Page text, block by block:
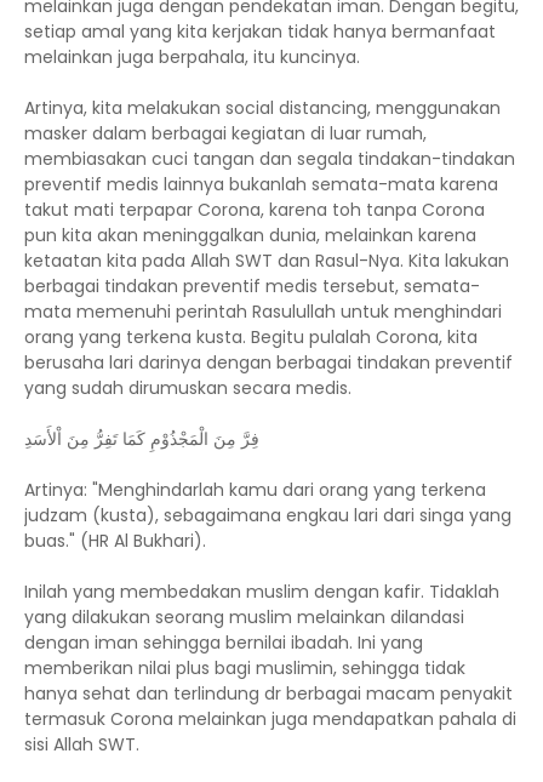
melainkan juga dengan pendekatan iman. Dengan begitu,
setiap amal yang kita kerjakan tidak hanya bermanfaat
melainkan juga berpahala, itu kuncinya.
Artinya, kita melakukan social distancing, menggunakan
masker dalam berbagai kegiatan di luar rumah,
membiasakan cuci tangan dan segala tindakan-tindakan
preventif medis lainnya bukanlah semata-mata karena
takut mati terpapar Corona, karena toh tanpa Corona
pun kita akan meninggalkan dunia, melainkan karena
ketaatan kita pada Allah SWT dan Rasul-Nya. Kita lakukan
berbagai tindakan preventif medis tersebut, semata-
mata memenuhi perintah Rasulullah untuk menghindari
orang yang terkena kusta. Begitu pulalah Corona, kita
berusaha lari darinya dengan berbagai tindakan preventif
yang sudah dirumuskan secara medis.
فِرَّ مِنَ الْمَجْذُوْمِ كَمَا تَفِرُّ مِنَ اْلأَسَدِ
Artinya: "Menghindarlah kamu dari orang yang terkena
judzam (kusta), sebagaimana engkau lari dari singa yang
buas." (HR Al Bukhari).
Inilah yang membedakan muslim dengan kafir. Tidaklah
yang dilakukan seorang muslim melainkan dilandasi
dengan iman sehingga bernilai ibadah. Ini yang
memberikan nilai plus bagi muslimin, sehingga tidak
hanya sehat dan terlindung dr berbagai macam penyakit
termasuk Corona melainkan juga mendapatkan pahala di
sisi Allah SWT.